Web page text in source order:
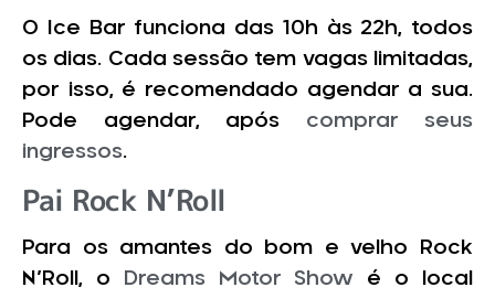
O Ice Bar funciona das 10h às 22h, todos
os dias. Cada sessão tem vagas limitadas,
por isso, é recomendado agendar a sua.
Pode agendar, após comprar seus
ingressos.
Pai Rock N’Roll
Para os amantes do bom e velho Rock
N’Roll, o
Dreams Motor Show é o local